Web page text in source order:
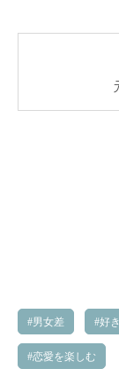
男女差 好
恋愛を楽しむ